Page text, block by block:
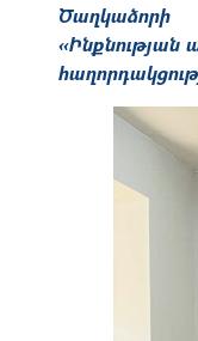
«Ինքնության